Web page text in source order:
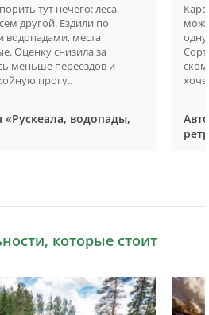
тут нечего: леса,
другой. Ездили по
водопадами, места
Оценку снизила за
меньше переездов и
прогу..
«Рускеала, водопады,
которые стоит